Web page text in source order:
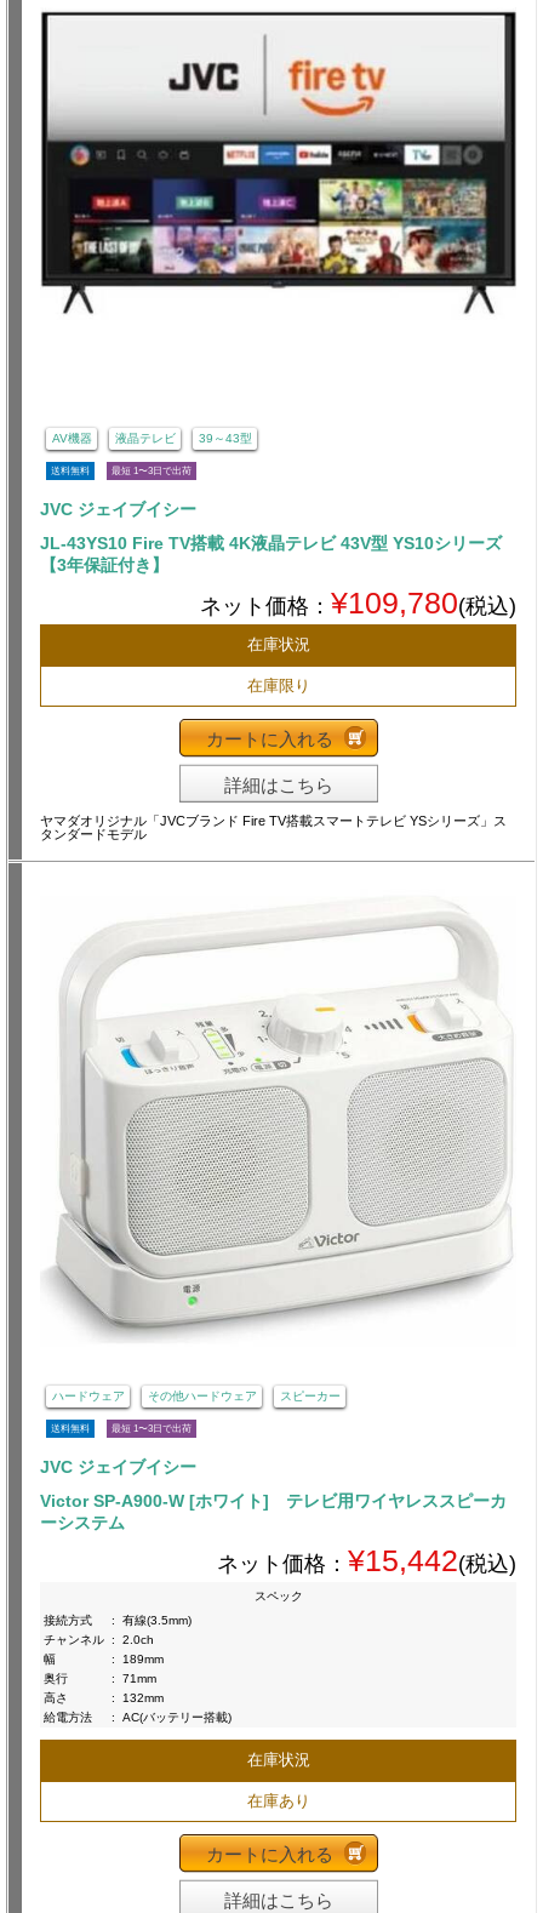
AV機器 液晶テレビ 39～43型
送料無料 最短 1〜3日で出荷
JVC ジェイブイシー
JL-43YS10 Fire TV搭載 4K液晶テレビ 43V型 YS10シリーズ
【3年保証付き】
ネット価格： ¥109,780(税込)
在庫状況
在庫限り
カートに入れる
詳細はこちら
ヤマダオリジナル「JVCブランド Fire TV搭載スマートテレビ YSシリーズ」ス
タンダードモデル
ハードウェア その他ハードウェア スピーカー
送料無料 最短 1〜3日で出荷
JVC ジェイブイシー
Victor SP-A900-W [ホワイト] テレビ用ワイヤレススピーカ
ーシステム
ネット価格： ¥15,442(税込)
スペック
接続方式
:
有線(3.5mm)
チャンネル :
2.0ch
幅
:
189mm
奥行
:
71mm
高さ
:
132mm
給電方法
: AC(バッテリー搭載)
在庫状況
在庫あり
カートに入れる
詳細はこちら